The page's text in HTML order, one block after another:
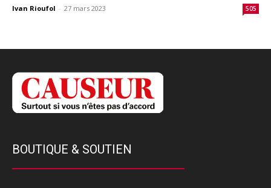
Ivan Rioufol - 27 mars 2023 505
BOUTIQUE & SOUTIEN